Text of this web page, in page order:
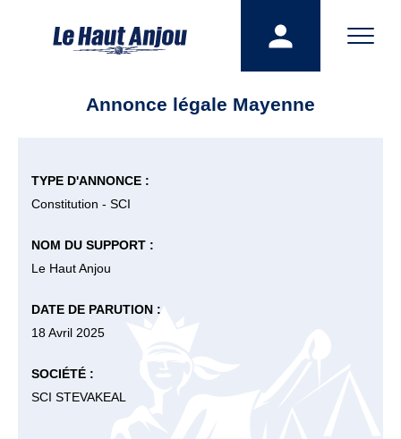
Annonce légale Mayenne
TYPE D'ANNONCE :
Constitution - SCI
NOM DU SUPPORT :
Le Haut Anjou
DATE DE PARUTION :
18 Avril 2025
SOCIÉTÉ :
SCI STEVAKEAL